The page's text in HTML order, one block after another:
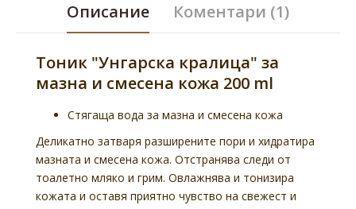
Описание Коментари (1)
Тоник "Унгарска кралица" за
мазна и смесена кожа 200 ml
Стягаща вода за мазна и смесена кожа
Деликатно затваря разширените пори и хидратира
мазната и смесена кожа. Отстранява следи от
тоалетно мляко и грим. Овлажнява и тонизира
кожата и оставя приятно чувство на свежест и